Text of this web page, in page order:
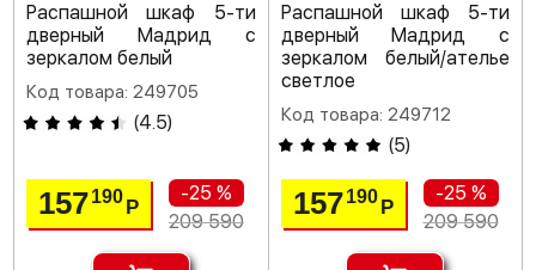
Распашной шкаф 5-ти
дверный Мадрид с
зеркалом белый
Код товара: 249705
(4.5)
157190 Р
-25 %
209 590
Распашной шкаф 5-ти
дверный Мадрид с
зеркалом белый/ателье
светлое
Код товара: 249712
(5)
157 190 Р
-25 %
209 590